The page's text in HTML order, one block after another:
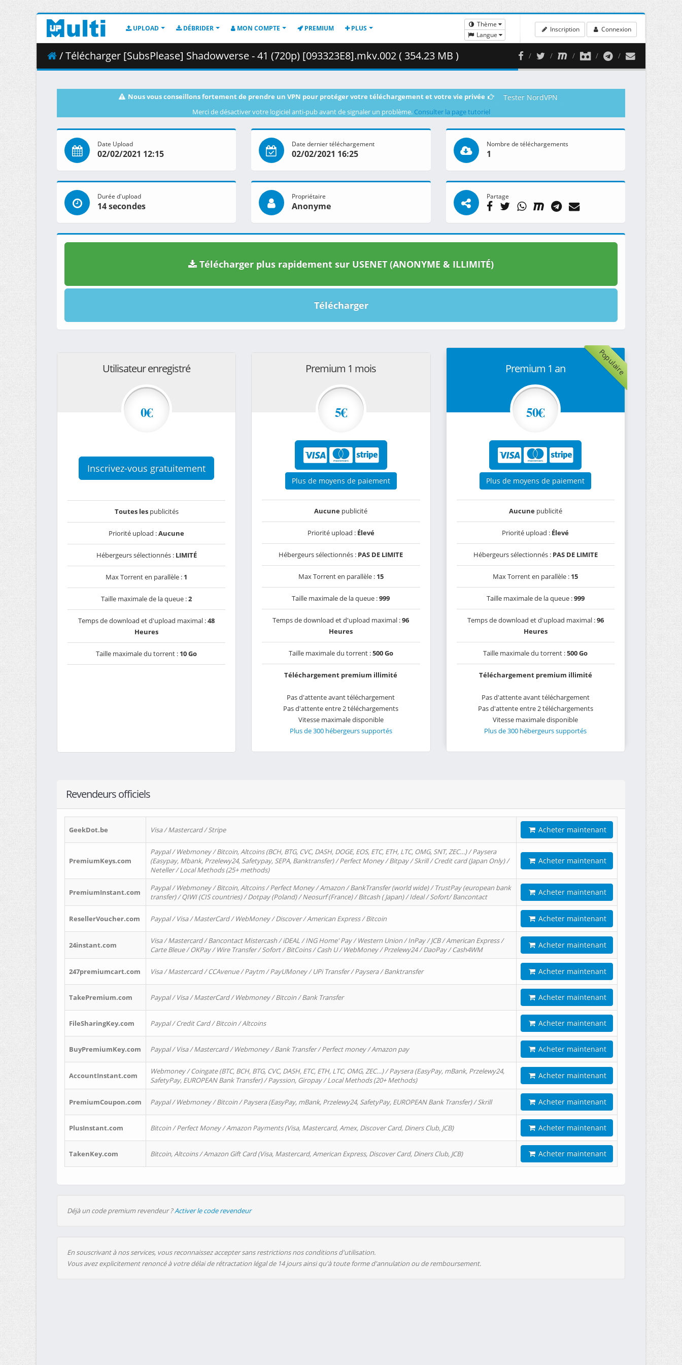
UPLOAD DÉBRIDER MON COMPTE PREMIUM PLUS
Thème
Langue
Inscription Connexion
/ Télécharger [SubsPlease] Shadowverse - 41 (720p) [093323E8].mkv.002 ( 354.23 MB )
Nous vous conseillons fortement de prendre un VPN pour protéger votre téléchargement et votre vie privée Tester NordVPN
Merci de désactiver votre logiciel anti-pub avant de signaler un problème. Consulter la page tutoriel
Date Upload
02/02/2021 12:15
Date dernier téléchargement
02/02/2021 16:25
Nombre de téléchargements
1
Durée d'upload
14 secondes
Propriétaire
Anonyme
Partage
Télécharger plus rapidement sur USENET (ANONYME & ILLIMITÉ)
Télécharger
Utilisateur enregistré
0€
Inscrivez-vous gratuitement
Toutes lespublicités
Priorité upload :Aucune
Hébergeurs sélectionnés : LIMITÉ
Max Torrent en parallèle : 1
Taille maximale de la queue :2
Temps de download et d'upload maximal :48
Heures
Taille maximale du torrent : 10 Go
Premium 1 mois
5€
Plus de moyens de paiement
Aucune publicité
Priorité upload : Élevé
Hébergeurs sélectionnés : PAS DE LIMITE
Max Torrent en parallèle : 15
Taille maximale de la queue :999
Temps de download et d'upload maximal :96
Heures
Taille maximale du torrent :500 Go
Téléchargement premium illimité
Pas d'attente avant téléchargement
Pas d'attente entre 2 téléchargements
Vitesse maximale disponible
Plus de 300 hébergeurs supportés
Populaire
Premium 1 an
50€
Plus de moyens de paiement
Aucunepublicité
Priorité upload : Élevé
Hébergeurs sélectionnés : PAS DE LIMITE
Max Torrent en parallèle : 15
Taille maximale de la queue :999
Temps de download et d'upload maximal :96
Heures
Taille maximale du torrent :500 Go
Téléchargement premium illimité
Pas d'attente avant téléchargement
Pas d'attente entre 2 téléchargements
Vitesse maximale disponible
Plus de 300 hébergeurs supportés
Revendeurs officiels
GeekDot.be Visa / Mastercard / Stripe Acheter maintenant
PremiumKeys.com
Paypal / Webmoney / Bitcoin, Altcoins (BCH, BTG, CVC, DASH, DOGE, EOS, ETC, ETH, LTC, OMG, SNT, ZEC…) / Paysera
(Easypay, Mbank, Przelewy24, Safetypay, SEPA, Banktransfer) / Perfect Money / Bitpay / Skrill / Credit card (Japan Only) /
Neteller / Local Methods (25+ methods)
Acheter maintenant
PremiumInstant.com
Paypal / Webmoney / Bitcoin, Altcoins / Perfect Money / Amazon / BankTransfer (world wide) / TrustPay (european bank
transfer) / QIWI (CIS countries) / Dotpay (Poland) / Neosurf (France) / Bitcash ( Japan) / Ideal / Sofort/ Bancontact
Acheter maintenant
ResellerVoucher.com Paypal / Visa / MasterCard / WebMoney / Discover / American Express / Bitcoin Acheter maintenant
24instant.com
Visa / Mastercard / Bancontact Mistercash / iDEAL / ING Home' Pay / Western Union / InPay / JCB / American Express /
Carte Bleue / OKPay / Wire Transfer / Sofort / BitCoins / Cash U / WebMoney / Przelewy24 / DaoPay / Cash4WM
Acheter maintenant
247premiumcart.com Visa / Mastercard / CCAvenue / Paytm / PayUMoney / UPi Transfer / Paysera / Banktransfer Acheter maintenant
TakePremium.com Paypal / Visa / MasterCard / Webmoney / Bitcoin / Bank Transfer Acheter maintenant
FileSharingKey.com Paypal / Credit Card / Bitcoin / Altcoins Acheter maintenant
BuyPremiumKey.com Paypal / Visa / Mastercard / Webmoney / Bank Transfer / Perfect money / Amazon pay Acheter maintenant
AccountInstant.com
Webmoney / Coingate (BTC, BCH, BTG, CVC, DASH, ETC, ETH, LTC, OMG, ZEC…) / Paysera (EasyPay, mBank, Przelewy24,
SafetyPay, EUROPEAN Bank Transfer) / Payssion, Giropay / Local Methods (20+ Methods)
Acheter maintenant
PremiumCoupon.com Paypal / Webmoney / Bitcoin / Paysera (EasyPay, mBank, Przelewy24, SafetyPay, EUROPEAN Bank Transfer) / Skrill Acheter maintenant
PlusInstant.com Bitcoin / Perfect Money / Amazon Payments (Visa, Mastercard, Amex, Discover Card, Diners Club, JCB) Acheter maintenant
TakenKey.com Bitcoin, Altcoins / Amazon Gift Card (Visa, Mastercard, American Express, Discover Card, Diners Club, JCB) Acheter maintenant
Déjà un code premium revendeur ?Activer le code revendeur
En souscrivant à nos services, vous reconnaissez accepter sans restrictions nos conditions d'utilisation.
Vous avez explicitement renoncé à votre délai de rétractation légal de 14 jours ainsi qu'à toute forme d'annulation ou de remboursement.